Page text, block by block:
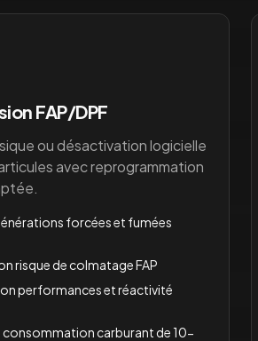
FAP/DPF
ou désactivation logicielle
avec reprogrammation
forcées et fumées
risque de colmatage FAP
performances et réactivité
carburant de 10-